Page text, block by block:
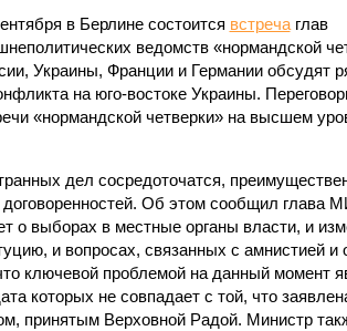
в Берлине состоится встречаглав
ведомств «нормандской
Украины, Франции и Германии обсудят
на юго-востоке Украины.
«нормандской четверки» на высшем
дел сосредоточатся,
Об этом сообщил глава
о выборах в местные органы власти, и
и вопросах, связанных с амнистией и
ключевой проблемой на данный момент
которых не совпадает с той, что
принятым Верховной Радой. Министр